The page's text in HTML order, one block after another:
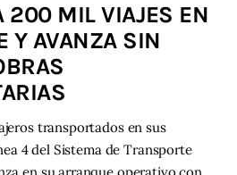
200 MIL VIAJES EN
Y AVANZA SIN
transportados en sus
4 del Sistema de Transporte